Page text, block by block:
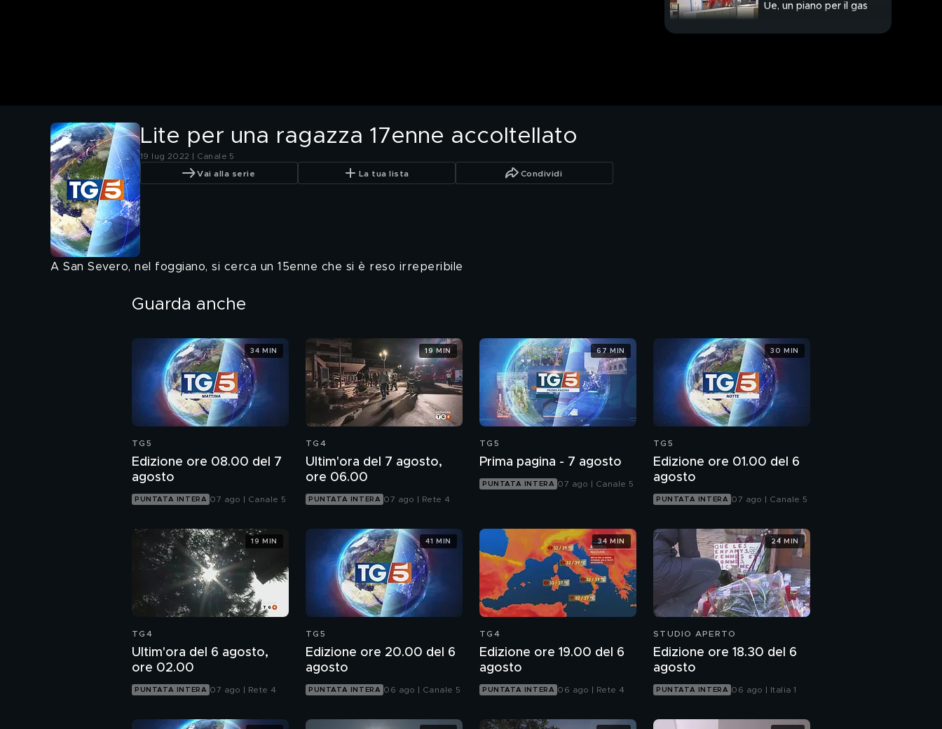
Ue, un piano per il gas
Lite per una ragazza 17enne accoltellato
19 lug 2022 | Canale 5
Vai alla serie La tua lista Condividi
A San Severo, nel foggiano, si cerca un 15enne che si è reso irreperibile
Guarda anche
TG5
Edizione ore 08.00 del 7
agosto
PUNTATA INTERA 07 ago | Canale 5
34 MIN
TG4
Ultim'ora del 7 agosto,
ore 06.00
PUNTATA INTERA 07 ago | Rete 4
19 MIN
TG5
Prima pagina - 7 agosto
PUNTATA INTERA 07 ago | Canale 5
67 MIN
TG5
Edizione ore 01.00 del 6
agosto
PUNTATA INTERA 07 ago | Canale 5
30 MIN
TG4
Ultim'ora del 6 agosto,
ore 02.00
PUNTATA INTERA 07 ago | Rete 4
19 MIN
TG5
Edizione ore 20.00 del 6
agosto
PUNTATA INTERA 06 ago | Canale 5
41 MIN
TG4
Edizione ore 19.00 del 6
agosto
PUNTATA INTERA 06 ago | Rete 4
34 MIN
STUDIO APERTO
Edizione ore 18.30 del 6
agosto
PUNTATA INTERA 06 ago | Italia 1
24 MIN